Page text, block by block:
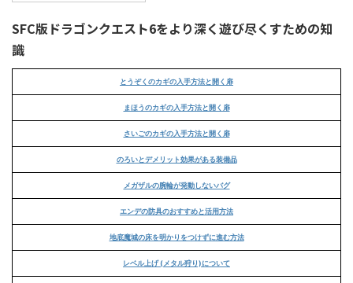
SFC版ドラゴンクエスト6をより深く遊び尽くすための知
識
とうぞくのカギの入手方法と開く扉
まほうのカギの入手方法と開く扉
さいごのカギの入手方法と開く扉
のろいとデメリット効果がある装備品
メガザルの腕輪が発動しないバグ
エンデの防具のおすすめと活用方法
地底魔城の床を明かりをつけずに進む方法
レベル上げ (メタル狩り)について